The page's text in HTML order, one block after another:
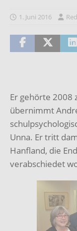
1. Juni 2016
Er gehörte 2008
übernimmt
Unna. Er tritt
Hanfland, die
verabschiedet